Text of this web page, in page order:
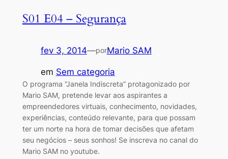
S01 E04 – Segurança
fev 3, 2014—porMario SAM
em Sem categoria
O programa “Janela Indiscreta” protagonizado por
Mario SAM, pretende levar aos aspirantes a
empreendedores virtuais, conhecimento, novidades,
experiências, conteúdo relevante, para que possam
ter um norte na hora de tomar decisões que afetam
seu negócios – seus sonhos! Se inscreva no canal do
Mario SAM no youtube.